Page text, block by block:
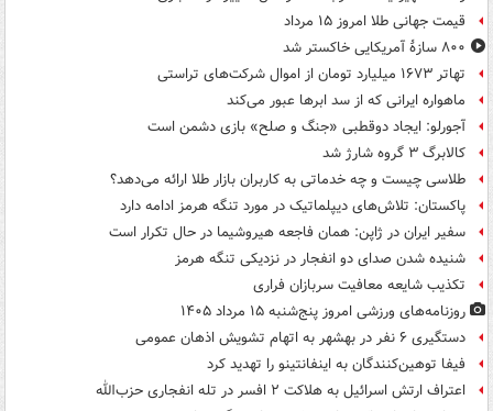
قیمت جهانی طلا امروز ۱۵ مرداد
۸۰۰ سازۀ آمریکایی خاکستر شد
تهاتر ۱۶۷۳ میلیارد تومان از اموال شرکت‌های تراستی
ماهواره ایرانی که از سد ابرها عبور می‌کند
آجورلو: ایجاد دوقطبی «جنگ و صلح‌» بازی دشمن است
کالابرگ ۳ گروه شارژ شد
طلاسی چیست و چه خدماتی به کاربران بازار طلا ارائه می‌دهد؟
پاکستان: تلاش‌های دیپلماتیک در مورد تنگه هرمز ادامه دارد
سفیر ایران در ژاپن: همان فاجعه هیروشیما در حال تکرار است
شنیده شدن صدای دو انفجار در نزدیکی تنگه هرمز
تکذیب شایعه معافیت سربازان فراری
روزنامه‌های ورزشی امروز پنج‌شنبه ۱۵ مرداد ۱۴۰۵
دستگیری ۶ نفر در بهشهر به اتهام تشویش اذهان عمومی
فیفا توهین‌کنندگان به اینفانتینو را تهدید کرد
اعتراف ارتش اسرائیل به هلاکت ۲ افسر در تله انفجاری حزب‌الله